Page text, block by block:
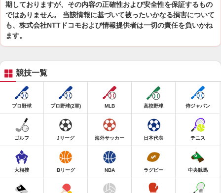
期しておりますが、その内容の正確性および安全性を保証するもの
ではありません。 当該情報に基づいて被ったいかなる損害について
も、株式会社NTTドコモおよび情報提供者は一切の責任を負いかね
ます。
競技一覧
プロ野球 プロ野球(2軍) MLB 高校野球 侍ジャパン
ゴルフ Jリーグ 海外サッカー 日本代表 テニス
大相撲 Bリーグ NBA ラグビー 中央競馬